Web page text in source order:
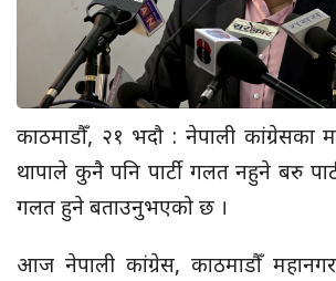
काठमाडौँ, २१ भदौ : नेपाली कांग्रेसका
थापाले कुनै पनि पार्टी गलत नहुने बरु
गलत हुने बताउनुभएको छ ।
आज नेपाली कांग्रेस, काठमाडौँ